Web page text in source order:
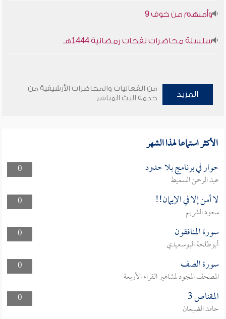
وأمنهم من خوف 9
سلسلة محاضرات نفحات رمضانية 1444هـ
المزيد
من الفعاليات والمحاضرات الأرشيفية من
خدمة البث المباشر
الأكثر استماعا لهذا الشهر
0 حوار في برنامج بلا حدود
عبد الرحمن السميط
0
لا أمن إلا في الإيمان!!
سعود الشريم
0
سورة المنافقون
أبوطلحة البوسعيدي
0
سورة الصف
المصحف المجود لمشاهير القراء الأربعة
0
المقناص 3
حامد الضبعان